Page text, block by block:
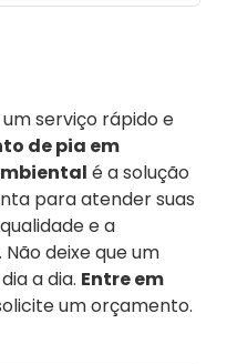
serviço rápido e
de pia em
é a solução
para atender suas
e a
deixe que um
a dia. Entre em
um orçamento.